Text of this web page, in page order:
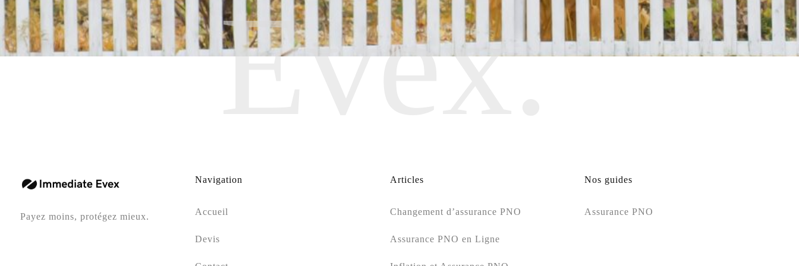
Evex.
Payez moins, protégez mieux.
Navigation
Accueil
Devis
Articles
Changement d’assurance PNO
Assurance PNO en Ligne
Nos guides
Assurance PNO